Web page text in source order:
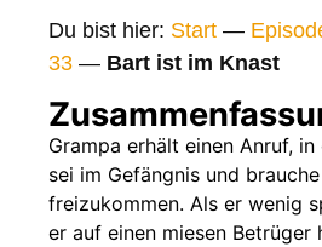
Gags
Gaststars
Fakten
Sendetermine
Nächste / Vorherige Folge
Du bist hier: Start —
33 — Bart ist im Knast
Grampa erhält einen Anruf,
sei im Gefängnis und
freizukommen. Als er wenig
er auf einen miesen Betrüger